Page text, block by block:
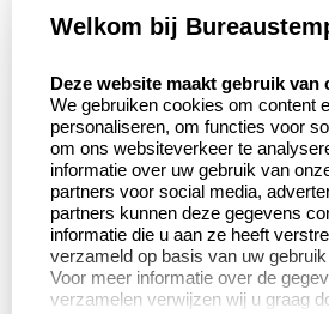
Klantenservice:
Contact
Veel gestelde vragen
Retourneren
Herroepingsrecht
Productinformatie:
Welkom bij
Deze website maakt gebruik van
We gebruiken cookies om content
personaliseren, om functies voor
om ons websiteverkeer te
informatie over uw gebruik van
partners voor social media,
partners kunnen deze gegevens
informatie die u aan ze heeft
verzameld op basis van uw
Voor meer informatie over de
verzamelen verwijzen wij u graag